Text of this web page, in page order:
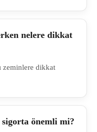
nelere dikkat
zeminlere dikkat
önemli mi?